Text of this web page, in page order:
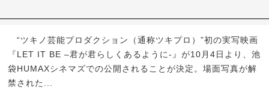
“ツキノ芸能プロダクション（通称ツキプロ）”初の実写映画
『LET IT BE –君が君らしくあるように-』が10月4日より、池
袋HUMAXシネマズでの公開されることが決定。場面写真が解
禁された...